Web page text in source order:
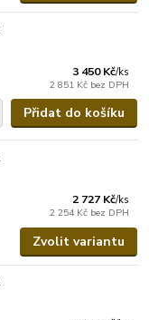
3 450 Kč/ks
2 851 Kč bez DPH
Přidat do košíku
2 727 Kč/ks
2 254 Kč bez DPH
Zvolit variantu